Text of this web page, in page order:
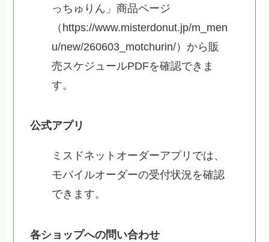
っちゅりん」商品ページ
（https://www.misterdonut.jp/m_men
u/new/260603_motchurin/）から販
売スケジュールPDFを確認できま
す。
公式アプリ
ミスドネットオーダーアプリでは、
モバイルオーダーの受付状況を確認
できます。
各ショップへの問い合わせ